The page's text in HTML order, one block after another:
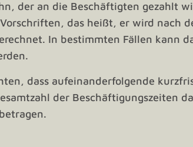
der an die Beschäftigten gezahlt
das heißt, er wird nach
In bestimmten Fällen kann
dass aufeinanderfolgende
der Beschäftigungszeiten